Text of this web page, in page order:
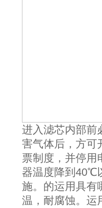
进入滤芯内部前
害气体后，方可
票制度，并停用
器温度降到40℃
施。的运用具有
温，耐腐蚀。运